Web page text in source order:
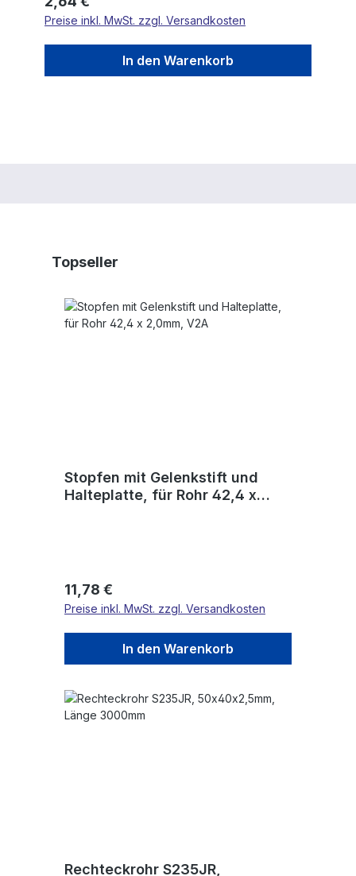
Preise inkl. MwSt. zzgl. Versandkosten
In den Warenkorb
Produktgalerie überspringen
Topseller
Stopfen mit Gelenkstift und
Halteplatte, für Rohr 42,4 x
Regulärer Preis:
11,78 €
Preise inkl. MwSt. zzgl. Versandkosten
In den Warenkorb
Rechteckrohr S235JR,